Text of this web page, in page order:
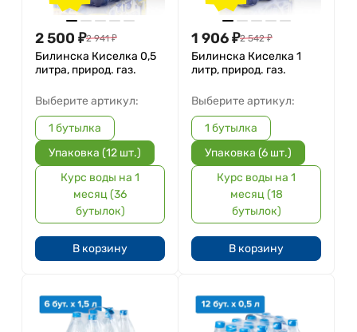
2 500 ₽2 941 ₽
Билинска Киселка 0,5
литра, природ. газ.
Выберите артикул:
1 бутылка
Упаковка (12 шт.)
Курс воды на 1
месяц (36
бутылок)
В корзину
1 906₽2 542 ₽
Билинска Киселка 1
литр, природ. газ.
Выберите артикул:
1 бутылка
Упаковка (6 шт.)
Курс воды на 1
месяц (18
бутылок)
В корзину